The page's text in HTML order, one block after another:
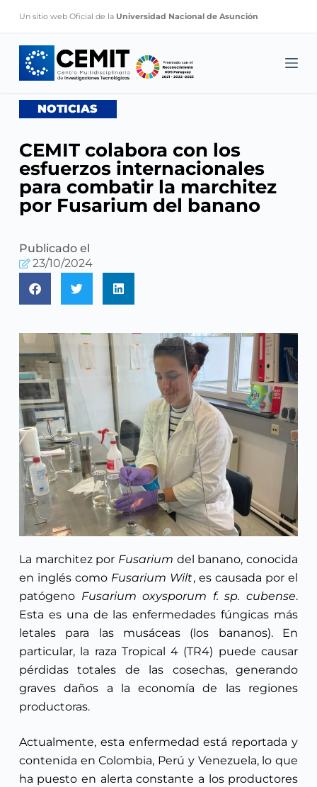
S
o
n
e
n
Un sitio web Oficial de la Universidad Nacional de Asunción
NOTICIAS
CEMIT colabora con los
esfuerzos internacionales
para combatir la marchitez
por Fusarium del banano
Publicado el
23/10/2024
La marchitez por Fusarium del banano, conocida
en inglés como Fusarium Wilt, es causada por el
patógeno Fusarium oxysporum f. sp. cubense.
Esta es una de las enfermedades fúngicas más
letales para las musáceas (los bananos). En
particular, la raza Tropical 4 (TR4) puede causar
pérdidas totales de las cosechas, generando
graves daños a la economía de las regiones
productoras.
Actualmente, esta enfermedad está reportada y
contenida en Colombia, Perú y Venezuela, lo que
ha puesto en alerta constante a los productores